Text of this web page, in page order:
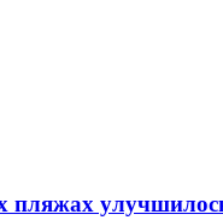
пляжах